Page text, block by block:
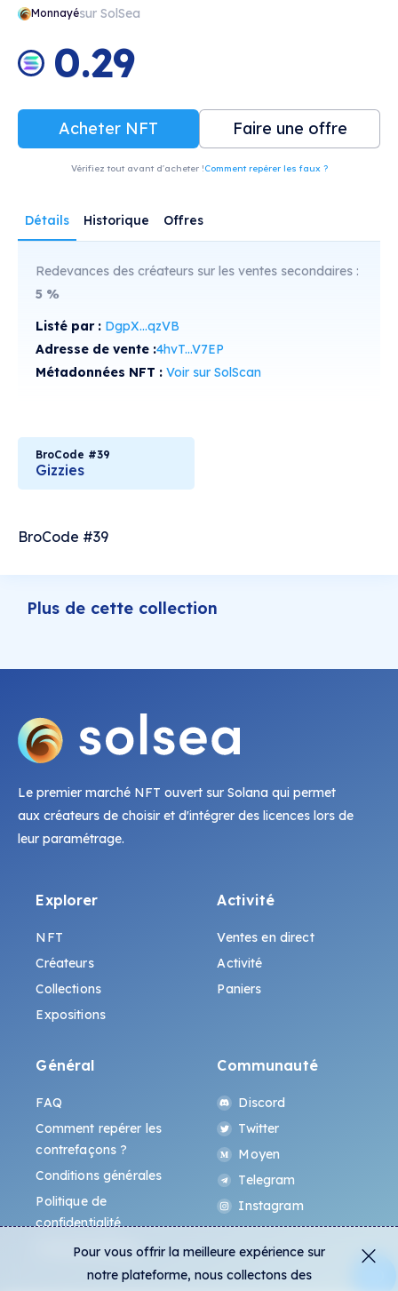
Monnayésur SolSea
0.29
Acheter NFT Faire une offre
Vérifiez tout avant d'acheter !Comment repérer les faux ?
Détails Historique Offres
Redevances des créateurs sur les ventes secondaires :
5 %
Listé par : DgpX...qzVB
Adresse de vente :4hvT...V7EP
Métadonnées NFT : Voir sur SolScan
BroCode #39
Gizzies
BroCode #39
Plus de cette collection
Le premier marché NFT ouvert sur Solana qui permet
aux créateurs de choisir et d'intégrer des licences lors de
leur paramétrage.
Explorer
NFT
Créateurs
Collections
Expositions
Activité
Ventes en direct
Activité
Paniers
Général
FAQ
Comment repérer les
contrefaçons ?
Conditions générales
Politique de
confidentialité
Protocole All-Art
Communauté
Discord
Twitter
Moyen
Telegram
Instagram
Pour vous offrir la meilleure expérience sur
notre plateforme, nous collectons des